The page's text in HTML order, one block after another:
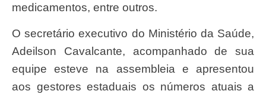
medicamentos, entre outros.
O secretário executivo do Ministério da Saúde,
Adeilson Cavalcante, acompanhado de sua
equipe esteve na assembleia e apresentou
aos gestores estaduais os números atuais a